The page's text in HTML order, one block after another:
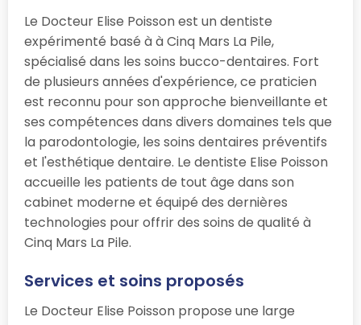
Le Docteur Elise Poisson est un dentiste
expérimenté basé à à Cinq Mars La Pile,
spécialisé dans les soins bucco-dentaires. Fort
de plusieurs années d'expérience, ce praticien
est reconnu pour son approche bienveillante et
ses compétences dans divers domaines tels que
la parodontologie, les soins dentaires préventifs
et l'esthétique dentaire. Le dentiste Elise Poisson
accueille les patients de tout âge dans son
cabinet moderne et équipé des dernières
technologies pour offrir des soins de qualité à
Cinq Mars La Pile.
Services et soins proposés
Le Docteur Elise Poisson propose une large